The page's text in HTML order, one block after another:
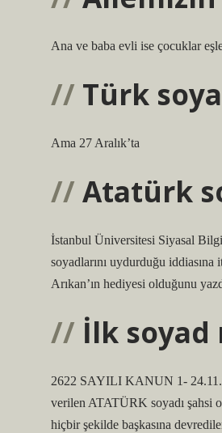
Ana ve baba evli ise çocuklar
Türk
Ama 27 Aralık’ta
Atatürk
İstanbul Üniversitesi Siyasal
soyadlarını uydurduğu
Arıkan’ın hediyesi olduğunu
İlk soyad
2622 SAYILI KANUN 1-
verilen ATATÜRK soyadı şahsi
hiçbir şekilde başkasına